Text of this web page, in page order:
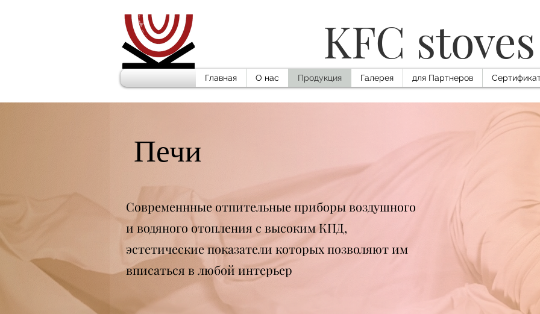
KFC stoves
Главная О нас Продукция Галерея для Партнеров
Печи
Современнные отпительные приборы воздушного
и водяного отопления с высоким КПД,
эстетические показатели которых позволяют им
вписаться в любой интерьер